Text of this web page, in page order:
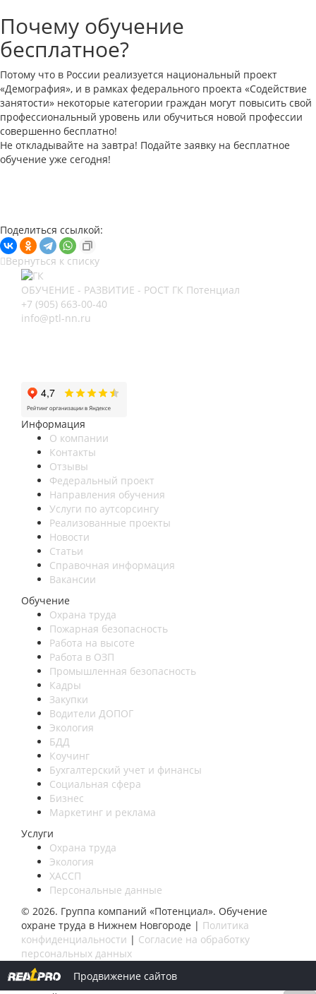
Почему обучение
бесплатное?
Потому что в России реализуется национальный проект
«Демография», и в рамках федерального проекта «Содействие
занятости» некоторые категории граждан могут повысить свой
профессиональный уровень или обучиться новой профессии
совершенно бесплатно!
Не откладывайте на завтра! Подайте заявку на бесплатное
обучение уже сегодня!
Поделиться ссылкой:
Вернуться к списку
ОБУЧЕНИЕ - РАЗВИТИЕ - РОСТ ГК Потенциал
+7 (905) 663-00-40
info@ptl-nn.ru
Информация
О компании
Контакты
Отзывы
Федеральный проект
Направления обучения
Услуги по аутсорсингу
Реализованные проекты
Новости
Статьи
Справочная информация
Вакансии
Обучение
Охрана труда
Пожарная безопасность
Работа на высоте
Работа в ОЗП
Промышленная безопасность
Кадры
Закупки
Водители ДОПОГ
Экология
БДД
Коучинг
Бухгалтерский учет и финансы
Социальная сфера
Бизнес
Маркетинг и реклама
Услуги
Охрана труда
Экология
ХАССП
Персональные данные
© 2026. Группа компаний «Потенциал». Обучение
охране труда в Нижнем Новгороде | Политика
конфиденциальности | Согласие на обработку
персональных данных
Продвижение сайтов